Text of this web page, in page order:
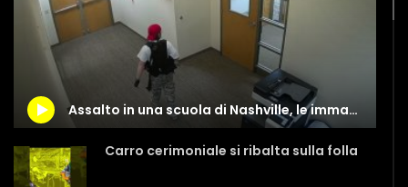
Assalto in una scuola di Nashville, le immagini della killer in azione
Carro cerimoniale si ribalta sulla folla